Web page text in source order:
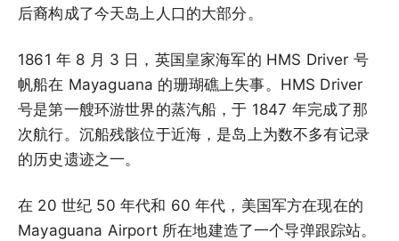
后裔构成了今天岛上人口的大部分。
1861 年 8 月 3 日，英国皇家海军的 HMS Driver 号
帆船在 Mayaguana 的珊瑚礁上失事。HMS Driver
号是第一艘环游世界的蒸汽船，于 1847 年完成了那
次航行。沉船残骸位于近海，是岛上为数不多有记录
的历史遗迹之一。
在 20 世纪 50 年代和 60 年代，美国军方在现在的
Mayaguana Airport 所在地建造了一个导弹跟踪站。